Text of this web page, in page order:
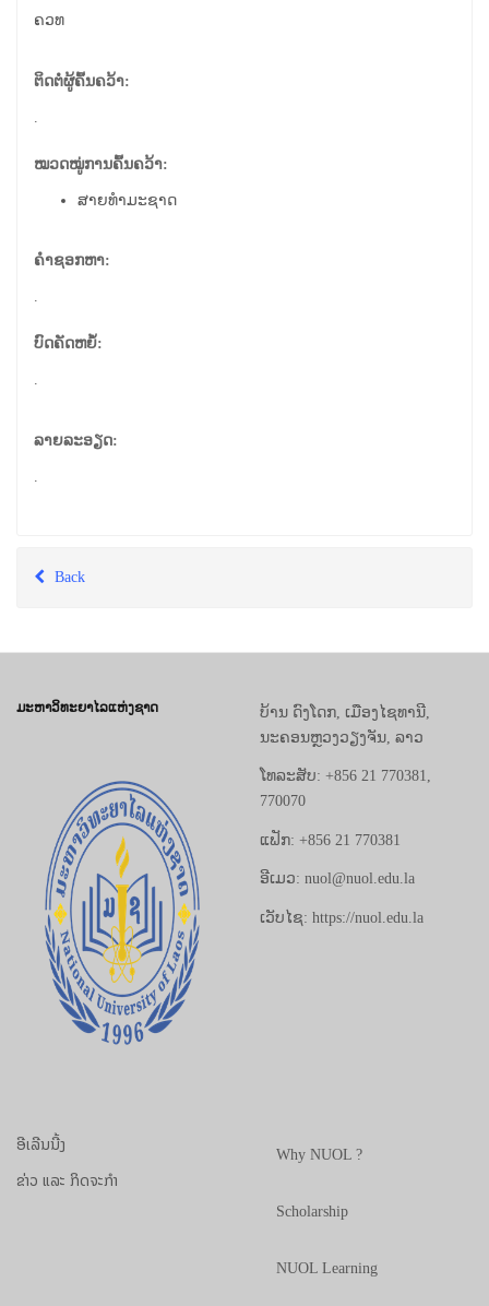
ຄວທ
ຕິດຕໍ່ຜູ້ຄົ້ນຄວ້າ:
ໝວດໝູ່ການຄົ້ນຄວ້າ:
ສາຍທຳມະຊາດ
ຄຳຊອກຫາ:
.
ບົດຄັດຫຍໍ້:
.
ລາຍລະອຽດ:
Back
ມະຫາວິທະຍາໄລແຫ່ງຊາດ
ບ້ານ ດົງໂດກ, ເມືອງໄຊທານີ,
ນະຄອນຫຼວງວຽງຈັນ, ລາວ
ໂທລະສັບ: +856 21 770381,
770070
ແຟັກ: +856 21 770381
ອີເມວ: nuol@nuol.edu.la
ເວັບໄຊ: https://nuol.edu.la
ອີເລີນນີ້ງ
ຂ່າວ ແລະ ກິດຈະກຳ
Why NUOL ?
Scholarship
NUOL Learning